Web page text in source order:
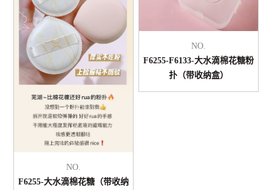
NO.
F6255-大水滴棉花糖（带收纳
NO.
F6255-F6133-大水滴棉花糖粉
扑（带收纳盒）